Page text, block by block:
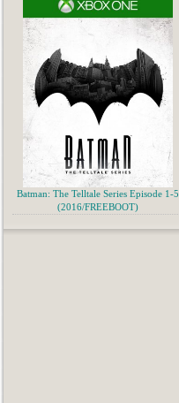
Batman: The Telltale Series Episode 1-5
(2016/FREEBOOT)